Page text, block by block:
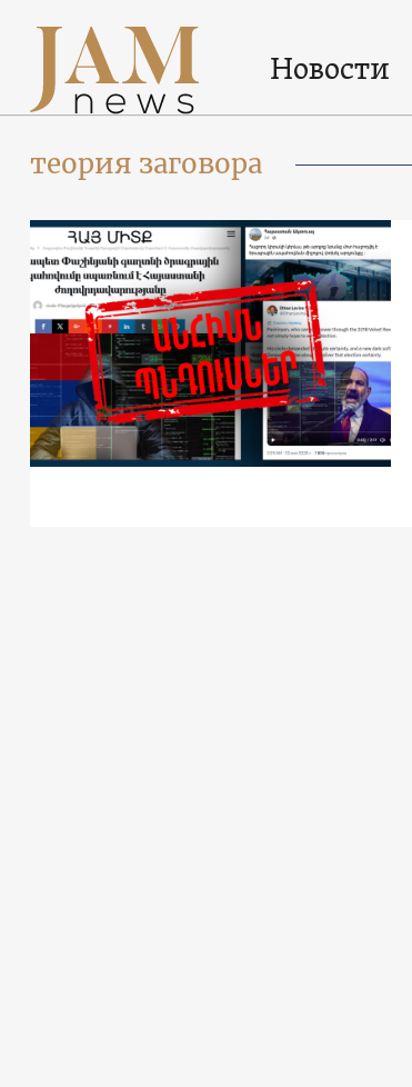
Новости
теория заговора